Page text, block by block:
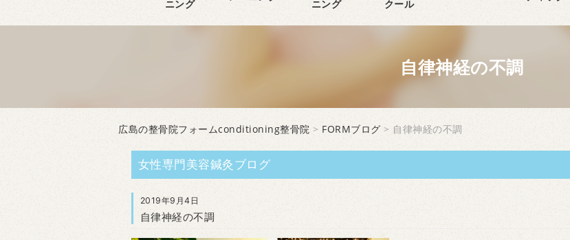
ニング
ニング
クール
自律神経の不調
広島の整骨院フォームconditioning整骨院 > FORMブログ > 自律神経の不調
女性専門美容鍼灸ブログ
2019年9月4日
自律神経の不調